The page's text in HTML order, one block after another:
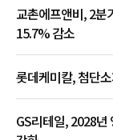
교촌에프앤비, 2
15.7% 감소
롯데케미칼, 첨단
GS리테일, 2028